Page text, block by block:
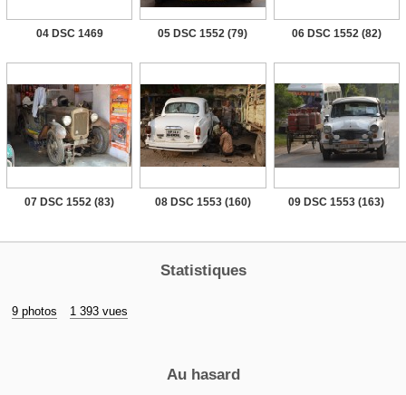
04 DSC 1469 05 DSC 1552 (79) 06 DSC 1552 (82)
07 DSC 1552 (83) 08 DSC 1553 (160) 09 DSC 1553 (163)
Statistiques
9 photos 1 393 vues
Au hasard